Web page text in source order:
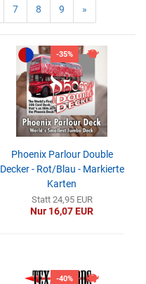
7 8 9 »
-35%
Phoenix Parlour Double
Decker - Rot/Blau - Markierte
Karten
Statt 24,95 EUR
Nur 16,07 EUR
-40%